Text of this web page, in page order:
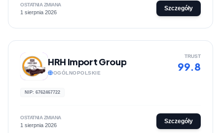
OSTATNIA ZMIANA
1 sierpnia 2026
Szczegóły
HRH Import Group
OGÓLNOPOLSKIE
TRUST
99.8
NIP: 6762467722
OSTATNIA ZMIANA
1 sierpnia 2026
Szczegóły